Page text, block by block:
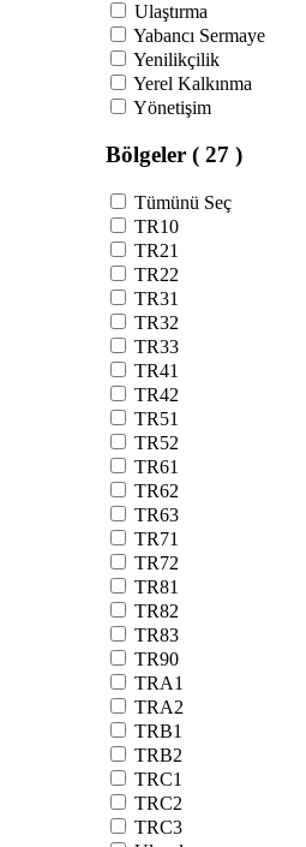
Ulaştırma
Yabancı Sermaye
Yenilikçilik
Yerel Kalkınma
Yönetişim
Bölgeler ( 27 )
Tümünü Seç
TR10
TR21
TR22
TR31
TR32
TR33
TR41
TR42
TR51
TR52
TR61
TR62
TR63
TR71
TR72
TR81
TR82
TR83
TR90
TRA1
TRA2
TRB1
TRB2
TRC1
TRC2
TRC3